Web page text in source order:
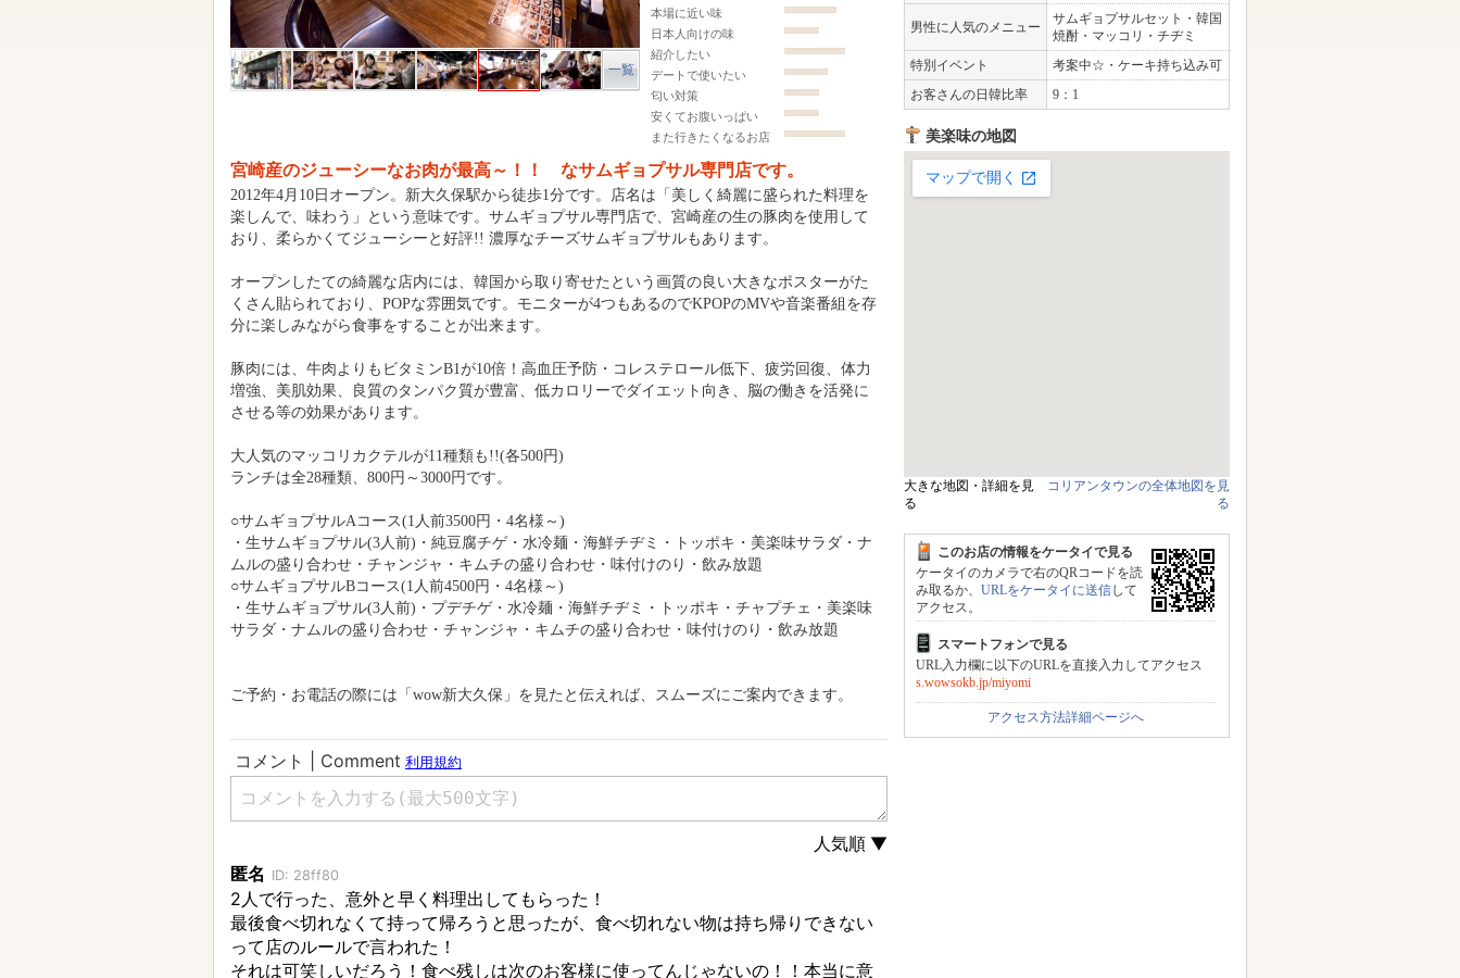
一覧
本場に近い味
日本人向けの味
紹介したい
デートで使いたい
匂い対策
安くてお腹いっぱい
また行きたくなるお店
宮崎産のジューシーなお肉が最高～！！ なサムギョプサル専門店です。
2012年4月10日オープン。新大久保駅から徒歩1分です。店名は「美しく綺麗に盛られた料理を
楽しんで、味わう」という意味です。サムギョプサル専門店で、宮崎産の生の豚肉を使用して
おり、柔らかくてジューシーと好評!! 濃厚なチーズサムギョプサルもあります。
オープンしたての綺麗な店内には、韓国から取り寄せたという画質の良い大きなポスターがた
くさん貼られており、POPな雰囲気です。モニターが4つもあるのでKPOPのMVや音楽番組を存
分に楽しみながら食事をすることが出来ます。
豚肉には、牛肉よりもビタミンB1が10倍！高血圧予防・コレステロール低下、疲労回復、体力
増強、美肌効果、良質のタンパク質が豊富、低カロリーでダイエット向き、脳の働きを活発に
させる等の効果があります。
大人気のマッコリカクテルが11種類も!!(各500円)
ランチは全28種類、800円～3000円です。
○サムギョプサルAコース(1人前3500円・4名様～)
・生サムギョプサル(3人前)・純豆腐チゲ・水冷麺・海鮮チヂミ・トッポキ・美楽味サラダ・ナ
ムルの盛り合わせ・チャンジャ・キムチの盛り合わせ・味付けのり・飲み放題
○サムギョプサルBコース(1人前4500円・4名様～)
・生サムギョプサル(3人前)・プデチゲ・水冷麺・海鮮チヂミ・トッポキ・チャプチェ・美楽味
サラダ・ナムルの盛り合わせ・チャンジャ・キムチの盛り合わせ・味付けのり・飲み放題
ご予約・お電話の際には「wow新大久保」を見たと伝えれば、スムーズにご案内できます。
男性に人気のメニュー
サムギョプサルセット・韓国
焼酎・マッコリ・チヂミ
特別イベント
考案中☆・ケーキ持ち込み可
お客さんの日韓比率
9：1
美楽味の地図
大きな地図・詳細を見
る
コリアンタウンの全体地図を見
る
このお店の情報をケータイで見る
ケータイのカメラで右のQRコードを読
み取るか、 URLをケータイに送信して
アクセス。
スマートフォンで見る
URL入力欄に以下のURLを直接入力してアクセス
s.wowsokb.jp/miyomi
アクセス方法詳細ページへ